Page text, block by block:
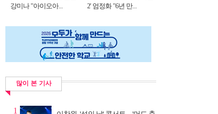
강미나 "아이오아...
2' 엄정화 "6년 만...
많이 본 기사
1